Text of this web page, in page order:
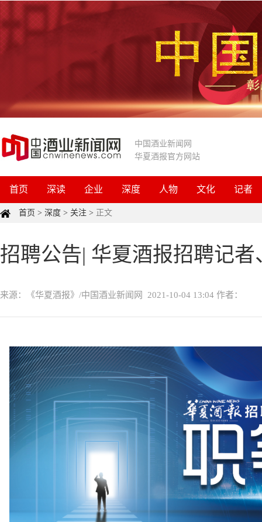
中国酒业新闻网
华夏酒报官方网站
首页 深读 企业 深度 人物 文化 记者
首页 > 深度 > 关注 > 正文
招聘公告| 华夏酒报招聘记
来源：《华夏酒报》/中国酒业新闻网 2021-10-04 13:04 作者：